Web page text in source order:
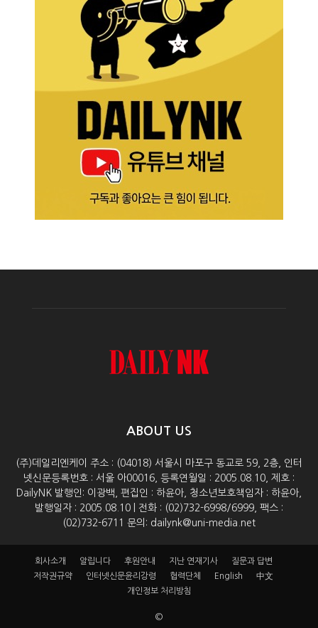
ABOUT US
(주)데일리엔케이 주소 : (04018) 서울시 마포구 동교로 59, 2층, 인터
넷신문등록번호 : 서울 아00016, 등록연월일 : 2005.08.10, 제호 :
DailyNK 발행인: 이광백, 편집인 : 하윤아, 청소년보호책임자 : 하윤아,
발행일자 : 2005.08.10 | 전화 : (02)732-6998/6999, 팩스 :
(02)732-6711 문의: dailynk@uni-media.net
회사소개 알립니다 후원안내 지난 연재기사
질문과 답변
저작권규약
인터넷신문윤리강령 협력단체 English
中文
개인정보 처리방침
©